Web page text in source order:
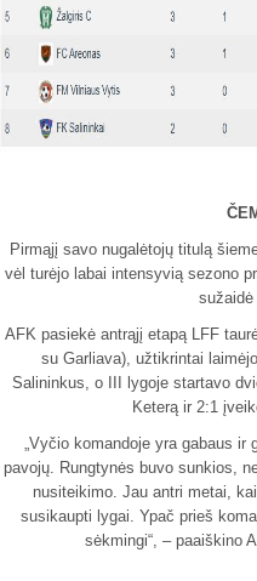
Pirmąjį savo nugalėtojų titulą
vėl turėjo labai intensyvią sezono
sužaidė
AFK pasiekė antrąjį etapą LFF
su Garliava), užtikrintai
Salininkus, o III lygoje startavo
Keterą ir 2:1
„Vyčio komandoje yra gabaus
pavojų. Rungtynės buvo sunkios,
nusiteikimo. Jau antri metai,
susikaupti lygai. Ypač prieš
sėkmingi“, – paaiškino